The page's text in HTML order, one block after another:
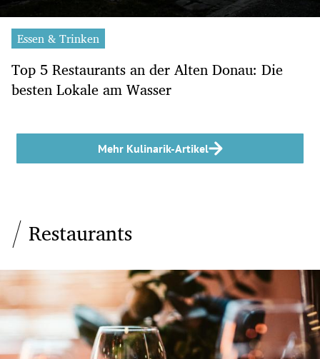
Essen & Trinken
Top 5 Restaurants an der Alten Donau: Die
besten Lokale am Wasser
Mehr Kulinarik-Artikel
Restaurants